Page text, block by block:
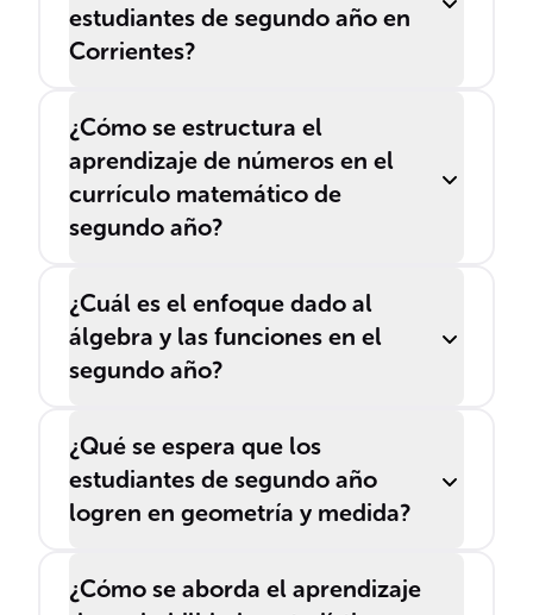
estudiantes de segundo año en
Corrientes?
¿Cómo se estructura el
aprendizaje de números en el
currículo matemático de
segundo año?
¿Cuál es el enfoque dado al
álgebra y las funciones en el
segundo año?
¿Qué se espera que los
estudiantes de segundo año
logren en geometría y medida?
¿Cómo se aborda el aprendizaje